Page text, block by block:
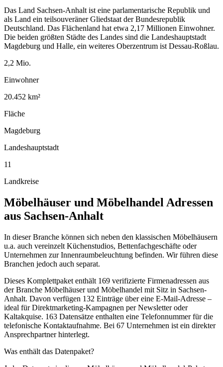
Das Land Sachsen-Anhalt ist eine parlamentarische Republik und
als Land ein teilsouveräner Gliedstaat der Bundesrepublik
Deutschland. Das Flächenland hat etwa 2,17 Millionen Einwohner.
Die beiden größten Städte des Landes sind die Landeshauptstadt
Magdeburg und Halle, ein weiteres Oberzentrum ist Dessau-Roßlau.
2,2 Mio.
Einwohner
20.452 km²
Fläche
Magdeburg
Landeshauptstadt
11
Landkreise
Möbelhäuser und Möbelhandel Adressen
aus Sachsen-Anhalt
In dieser Branche können sich neben den klassischen Möbelhäusern
u.a. auch vereinzelt Küchenstudios, Bettenfachgeschäfte oder
Unternehmen zur Innenraumbeleuchtung befinden. Wir führen diese
Branchen jedoch auch separat.
Dieses Komplettpaket enthält 169 verifizierte Firmenadressen aus
der Branche Möbelhäuser und Möbelhandel mit Sitz in Sachsen-
Anhalt. Davon verfügen 132 Einträge über eine E-Mail-Adresse –
ideal für Direktmarketing-Kampagnen per Newsletter oder
Kaltakquise. 163 Datensätze enthalten eine Telefonnummer für die
telefonische Kontaktaufnahme. Bei 67 Unternehmen ist ein direkter
Ansprechpartner hinterlegt.
Was enthält das Datenpaket?